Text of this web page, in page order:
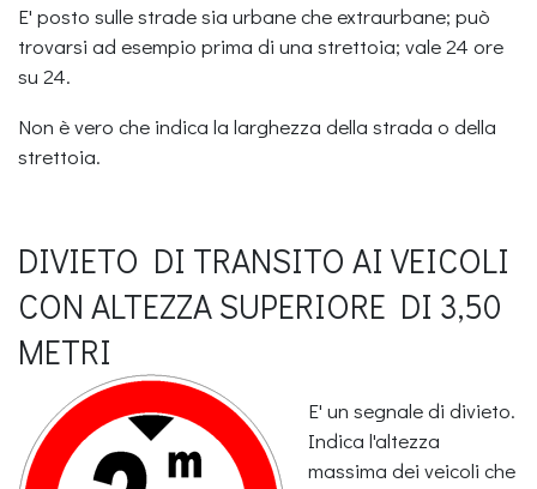
E' posto sulle strade sia urbane che extraurbane; può
trovarsi ad esempio prima di una strettoia; vale 24 ore
su 24.
Non è vero che indica la larghezza della strada o della
strettoia.
DIVIETO DI TRANSITO AI VEICOLI
CON ALTEZZA SUPERIORE DI 3,50
METRI
E' un segnale di divieto.
Indica l'altezza
massima dei veicoli che